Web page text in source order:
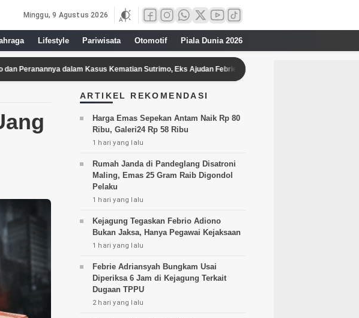
Minggu, 9 Agustus 2026
Lifestyle Pariwisata Otomotif Piala Dunia 2026
dalam Kasus Kematian Sutrimo, Eks Ajudan Febrie Adriansyah
ARTIKEL REKOMENDASI
Harga Emas Sepekan Antam Naik Rp 80
Ribu, Galeri24 Rp 58 Ribu
1 hari yang lalu
Rumah Janda di Pandeglang Disatroni
Maling, Emas 25 Gram Raib Digondol
Pelaku
1 hari yang lalu
Kejagung Tegaskan Febrio Adiono
Bukan Jaksa, Hanya Pegawai Kejaksaan
1 hari yang lalu
Febrie Adriansyah Bungkam Usai
Diperiksa 6 Jam di Kejagung Terkait
Dugaan TPPU
2 hari yang lalu